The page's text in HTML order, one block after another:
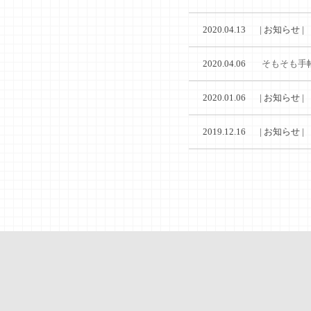
2020.04.13
2020.04.06 そもそも
2020.01.06
2019.12.16